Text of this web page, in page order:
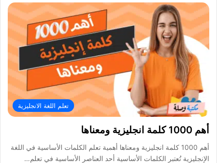
تعلم اللغة الانجليزية
أهم 1000 كلمة انجليزية ومعناها
أهم 1000 كلمة انجليزية ومعناها أهمية تعلم الكلمات الأساسية في اللغة
الإنجليزية تُعتبر الكلمات الأساسية أحد العناصر الأساسية في تعلم…